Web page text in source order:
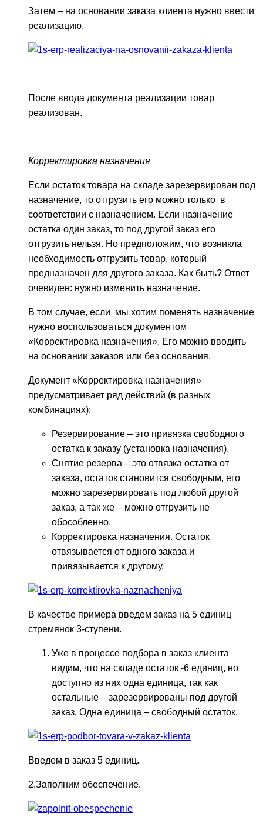
Затем – на основании заказа клиента нужно ввести
реализацию.
После ввода документа реализации товар
реализован.
Корректировка назначения
Если остаток товара на складе зарезервирован под
назначение, то отгрузить его можно только в
соответствии с назначением. Если назначение
остатка один заказ, то под другой заказ его
отгрузить нельзя. Но предположим, что возникла
необходимость отгрузить товар, который
предназначен для другого заказа. Как быть? Ответ
очевиден: нужно изменить назначение.
В том случае, если мы хотим поменять назначение
нужно воспользоваться документом
«Корректировка назначения». Его можно вводить
на основании заказов или без основания.
Документ «Корректировка назначения»
предусматривает ряд действий (в разных
комбинациях):
Резервирование – это привязка свободного
остатка к заказу (установка назначения).
Снятие резерва – это отвязка остатка от
заказа, остаток становится свободным, его
можно зарезервировать под любой другой
заказ, а так же – можно отгрузить не
обособленно.
Корректировка назначения. Остаток
отвязывается от одного заказа и
привязывается к другому.
В качестве примера введем заказ на 5 единиц
стремянок 3-ступени.
Уже в процессе подбора в заказ клиента
видим, что на складе остаток -6 единиц, но
доступно из них одна единица, так как
остальные – зарезервированы под другой
заказ. Одна единица – свободный остаток.
Введем в заказ 5 единиц.
2.Заполним обеспечение.